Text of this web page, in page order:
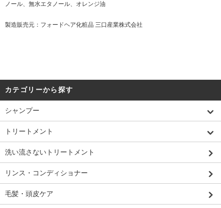
ノール、無水エタノール、オレンジ油
製造販売元：フォードヘア化粧品 三口産業株式会社
カテゴリーから探す
シャンプー
トリートメント
洗い流さないトリートメント
リンス・コンディショナー
毛髪・頭皮ケア